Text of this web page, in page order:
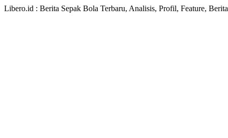
Libero.id : Berita Sepak Bola Terbaru, Analisis, Profil, Feature,